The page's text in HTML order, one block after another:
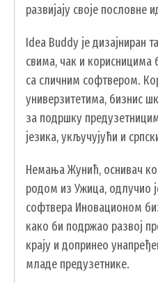
УСЛУГЕ
ПОРТАЛ Е-УПРАВА
ВОДИЧ КРОЗ
ПИСАРНИЦА
ВИРТУЕЛНИ МАТИЧАР
развијају своје пословне
Idea Buddy је дизајниран
свима, чак и корисницима
са сличним софтвером.
универзитетима, бизнис
за подршку
језика, укључујући и
Немања Жунић, оснивач
родом из Ужица, одлучио
софтвера Иновационом
како би подржао развој
крају и допринео
младе предузетнике.